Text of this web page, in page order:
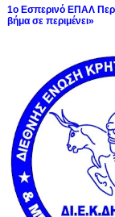
1ο Εσπερινό ΕΠΑΛ
βήμα σε περιμένει»